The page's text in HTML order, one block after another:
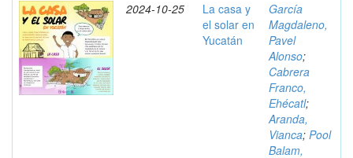
2024-10-25
La casa y
el solar en
Yucatán
García
Magdaleno,
Pavel
Alonso;
Cabrera
Franco,
Ehécatl;
Aranda,
Vianca; Pool
Balam,